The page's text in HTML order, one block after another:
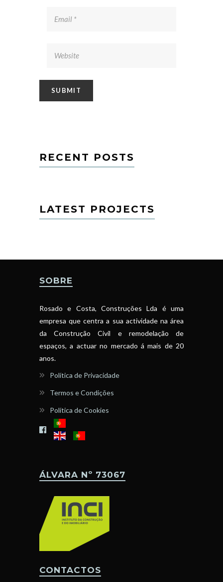
RECENT POSTS
LATEST PROJECTS
SOBRE
Rosado e Costa, Construções Lda é uma
empresa que centra a sua actividade na área
da Construção Civil e remodelação de
espaços, a actuar no mercado á mais de 20
anos.
Política de Privacidade
Termos e Condições
Política de Cookies
ÁLVARA Nº 73067
CONTACTOS